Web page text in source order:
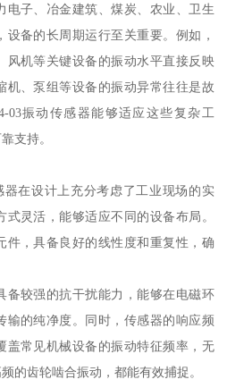
电子、冶金建筑、煤炭、农业、卫生
备的长周期运行至关重要。例如，
风机等关键设备的振动水平直接反映
机、泵组等设备的振动异常往往是故
03振动传感器能够适应这些复杂工
支持。
器在设计上充分考虑了工业现场的实
灵活，能够适应不同的设备布局。
件，具备良好的线性度和重复性，确
备较强的抗干扰能力，能够在电磁环
输的纯净度。同时，传感器的响应频
盖常见机械设备的振动特征频率，无
的齿轮啮合振动，都能有效捕捉。